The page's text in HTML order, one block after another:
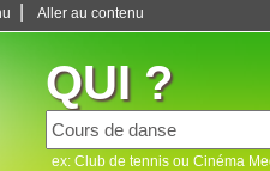
Aller au contenu
QUI ?
ex: Club de tennis ou Cinéma